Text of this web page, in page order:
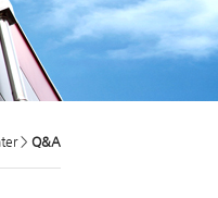
> Q&A